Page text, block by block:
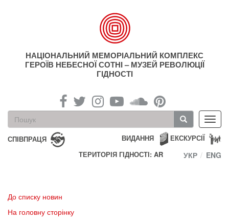
НАЦІОНАЛЬНИЙ МЕМОРІАЛЬНИЙ КОМПЛЕКС
ГЕРОЇВ НЕБЕСНОЇ СОТНІ – МУЗЕЙ РЕВОЛЮЦІЇ
ГІДНОСТІ
Пошукова
форма
Пошук
СПІВПРАЦЯ ЕКСКУРСІЇ
ВИДАННЯ
ТЕРИТОРІЯ ГІДНОСТІ: AR
УКР ENG
До списку новин
На головну сторінку